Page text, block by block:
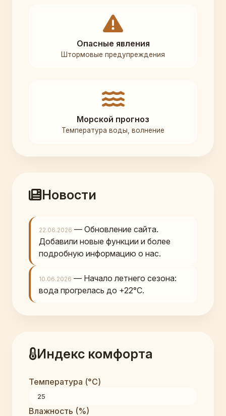
Опасные явления
Штормовые предупреждения
Морской прогноз
Температура воды, волнение
Новости
22.06.2026 — Обновление сайта.
Добавили новые функции и более
подробную информацию о нас.
10.06.2026 — Начало летнего сезона:
вода прогрелась до +22°C.
Индекс комфорта
Температура (°C)
Влажность (%)